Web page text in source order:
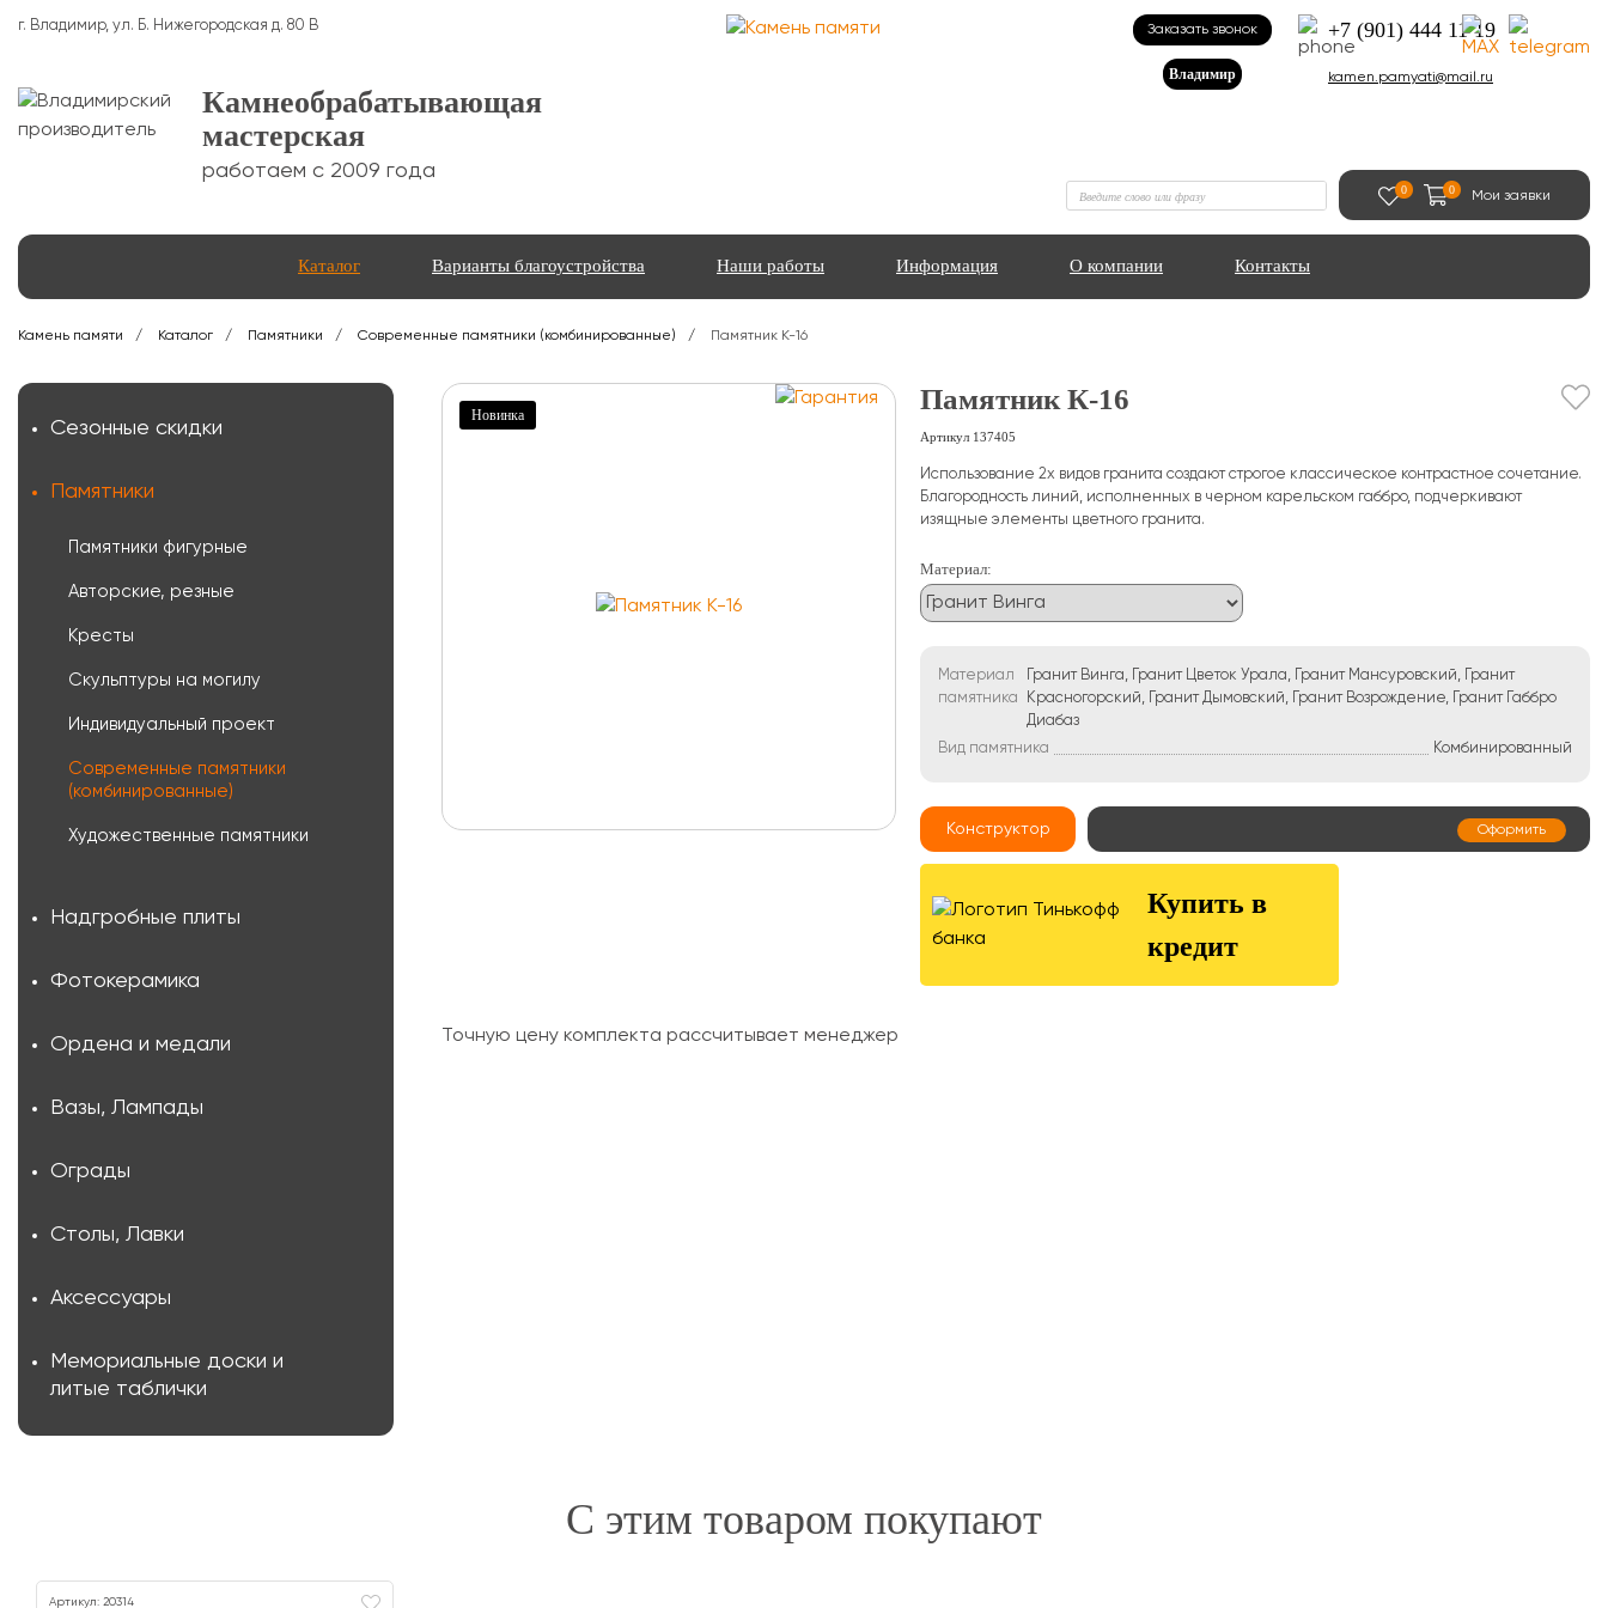
г. Владимир, ул. Б. Нижегородская д. 80 В
Камнеобрабатывающая
мастерская
работаем с 2009 года
Заказать звонок
Владимир
+7 (901) 444 11 19
kamen.pamyati@mail.ru
0 0 Мои заявки
Каталог Варианты благоустройства Наши работы Информация О компании Контакты
Камень памяти Каталог Памятники Современные памятники (комбинированные) Памятник К-16
Сезонные скидки
Памятники
Памятники фигурные
Авторские, резные
Кресты
Скульптуры на могилу
Индивидуальный проект
Современные памятники
(комбинированные)
Художественные памятники
Надгробные плиты
Фотокерамика
Ордена и медали
Вазы, Лампады
Ограды
Столы, Лавки
Аксессуары
Мемориальные доски и
литые таблички
Новинка Памятник К-16
Артикул 137405
Использование 2х видов гранита создают строгое классическое контрастное сочетание.
Благородность линий, исполненных в черном карельском габбро, подчеркивают
изящные элементы цветного гранита.
Материал:
Материал
памятника
Гранит Винга, Гранит Цветок Урала, Гранит Мансуровский, Гранит
Красногорский, Гранит Дымовский, Гранит Возрождение, Гранит Габбро
Диабаз
Вид памятника
Комбинированный
Конструктор Оформить
Купить в
кредит
Точную цену комплекта рассчитывает менеджер
С этим товаром покупают
Артикул: 20314